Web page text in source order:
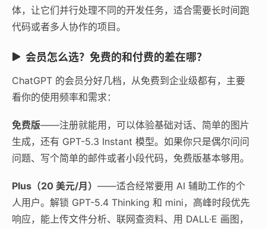
体，让它们并行处理不同的开发任务，适合需要长时间跑
代码或者多人协作的项目。
会员怎么选？免费的和付费的差在哪？
ChatGPT 的会员分好几档，从免费到企业级都有，主要
看你的使用频率和需求：
免费版——注册就能用，可以体验基础对话、简单的图片
生成，还有 GPT-5.3 Instant 模型。如果你只是偶尔问问
问题、写个简单的邮件或者小段代码，免费版基本够用。
Plus（20 美元/月） ——适合经常要用 AI 辅助工作的个
人用户。解锁 GPT-5.4 Thinking 和 mini，高峰时段优先
响应，能上传文件分析、联网查资料、用 DALL·E 画图，